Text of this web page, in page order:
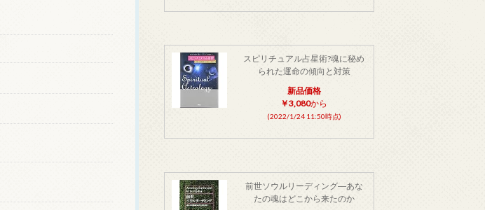
スピリチュアル占星術?魂に秘め
られた運命の傾向と対策
新品価格
￥3,080から
(2022/1/24 11:50時点)
前世ソウルリーディング―あな
たの魂はどこから来たのか